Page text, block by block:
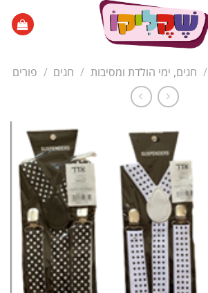
/ חגים, ימי הולדת ומסיבות / חגים / פורים